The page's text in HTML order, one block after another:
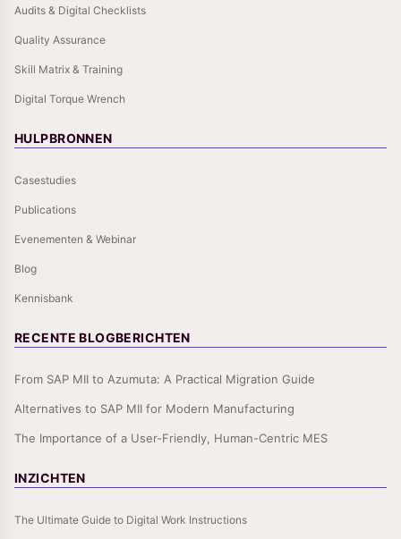
Audits & Digital Checklists
Quality Assurance
Skill Matrix & Training
Digital Torque Wrench
HULPBRONNEN
Casestudies
Publications
Evenementen & Webinar
Blog
Kennisbank
RECENTE BLOGBERICHTEN
From SAP MII to Azumuta: A Practical Migration Guide
Alternatives to SAP MII for Modern Manufacturing
The Importance of a User-Friendly, Human-Centric MES
INZICHTEN
The Ultimate Guide to Digital Work Instructions